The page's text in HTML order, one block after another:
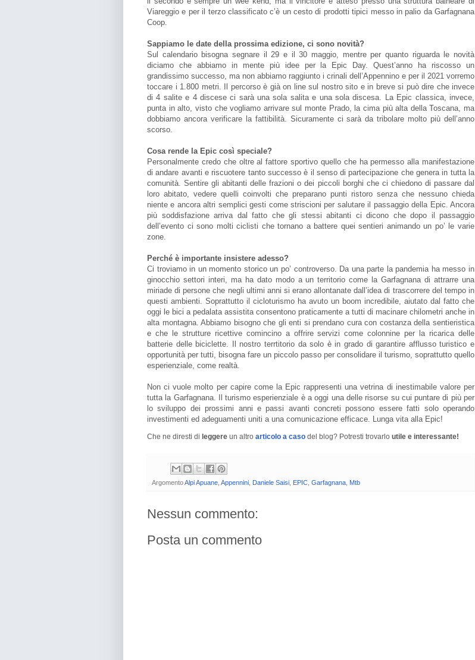
Viareggio e per il terzo classificato c’è un cesto di prodotti tipici messo in palio da Garfagnana
Coop.
Sappiamo le date della prossima edizione, ci sono novità?
Sul calendario bisogna segnare il 29 e il 30 maggio, mentre per quanto riguarda le novità
diciamo che abbiamo in mente più idee per la Epic Day. Quest’anno ha riscosso un
grandissimo successo, ma non abbiamo raggiunto i crinali dell’Appennino e per il 2021 vorremo
toccare i 1.800 metri. Il percorso è già on line sul nostro sito e in breve si può dire che invece
di 4 salite e 4 discese ci sarà una sola salita e una sola discesa. La Epic classica, invece,
punta in alto, visto che vogliamo arrivare sul monte Prado, la cima più alta della Toscana, ma
dobbiamo ancora verificare la fattibilità. Sicuramente ci sarà da tribolare molto più dell’anno
scorso.
Cosa rende la Epic così speciale?
Personalmente credo che oltre al fattore sportivo quello che ha permesso alla manifestazione
di andare avanti e riscuotere tanto successo è il senso di partecipazione che genera in tutta la
comunità. Sentire gli abitanti delle frazioni o dei piccoli borghi che ci chiedono di passare dal
loro abitato, vedere quelli coinvolti che preparano punti ristoro senza che nessuno chieda
niente e ancora altri semplici gesti come striscioni per salutare il passaggio della Epic. Ancora
più soddisfazione arriva dal fatto che gli stessi abitanti ci dicono che dopo il passaggio
dell’evento ci sono molti ciclisti che tornano a battere quei sentieri animando un po’ le varie
zone.
Perché è importante insistere adesso?
Ci troviamo in un momento storico un po’ controverso. Da una parte la pandemia ha messo in
ginocchio settori interi, ma ha dato modo a un territorio come la Garfagnana di attrarre una
miriade di persone che negli ultimi anni si erano allontanate dall’idea di trascorrere del tempo in
questi ambienti. Soprattutto il cicloturismo ha avuto un boom incredibile, aiutato dal fatto che
oggi le bici a pedalata assistita consentono praticamente a tutti di macinare chilometri anche in
alta montagna. Abbiamo bisogno che gli enti si prendano cura con costanza della sentieristica
e che le strutture ricettive comincino a offrire servizi come colonnine per la ricarica delle
batterie delle biciclette. Il nostro terrtitorio da solo è in grado di garantire afflusso turistico e
opportunità per tutti, bisogna fare un piccolo passo per consolidare il turismo, soprattutto quello
esperienziale, come realtà.
Non ci vuole molto per capire come la Epic rappresenti una vetrina di inestimabile valore per
tutta la Garfagnana. Il turismo esperienziale è a oggi una delle risorse su cui puntare di più per
lo sviluppo dei prossimi anni e passi avanti concreti possono essere fatti solo operando
investimenti ed adeguamenti uniti a una comunicazione efficace. Lunga vita alla Epic!
Che ne diresti di leggere un altro articolo a caso del blog? Potresti trovarlo utile e interessante!
ArgomentoAlpi Apuane Appennini Daniele Saisi EPIC Garfagnana Mtb
Nessun commento:
Posta un commento